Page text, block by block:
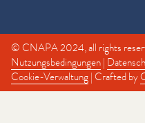
© CNAPA 2024, all rights
Nutzungsbedingungen|
Cookie-Verwaltung| Crafted by